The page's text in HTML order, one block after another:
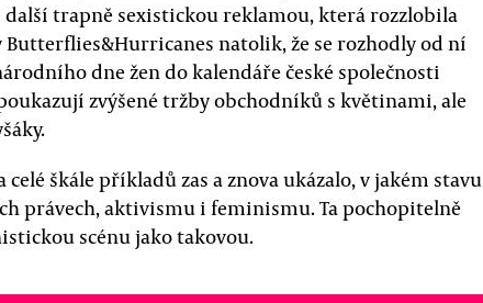
trapně sexistickou reklamou, která rozzlobila
natolik, že se rozhodly od ní
dne žen do kalendáře české společnosti
zvýšené tržby obchodníků s květinami, ale
škále příkladů zas a znova ukázalo, v jakém stavu
právech, aktivismu i feminismu. Ta pochopitelně
scénu jako takovou.